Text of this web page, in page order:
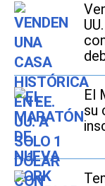
El
su